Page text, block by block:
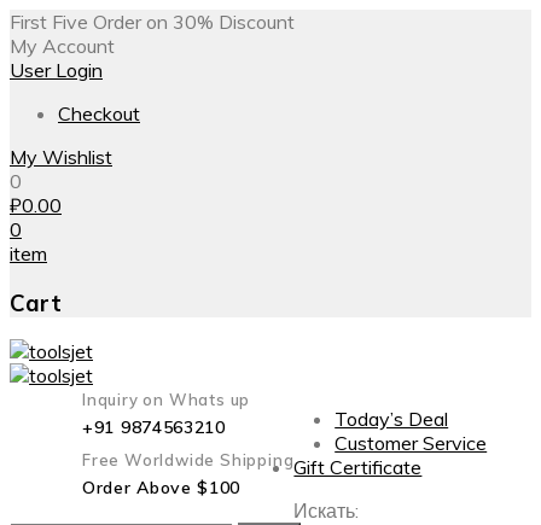
First Five Order on 30% Discount
My Account
User Login
Checkout
My Wishlist
0
₽0.00
0
item
Cart
Inquiry on Whats up
+91 9874563210
Free Worldwide Shipping
Order Above $100
Today’s Deal
Customer Service
Gift Certificate
Искать: